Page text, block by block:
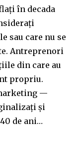
în decada
sau care nu se
Antreprenori
din care au
propriu.
—
și
de ani…